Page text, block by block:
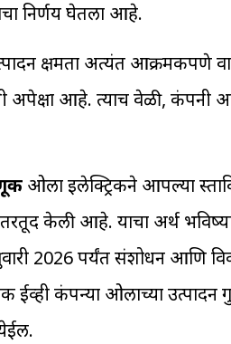
निर्णय घेतला आहे.
क्षमता अत्यंत आक्रमकपणे
अपेक्षा आहे. त्याच वेळी, कंपनी
ओला इलेक्ट्रिकने आपल्या
केली आहे. याचा अर्थ
2026 पर्यंत संशोधन आणि
ईव्ही कंपन्या ओलाच्या